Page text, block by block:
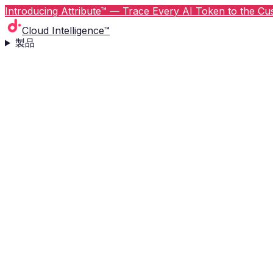
Introducing Attribute™ — Trace Every AI Token to the
Cloud Intelligence™
製品